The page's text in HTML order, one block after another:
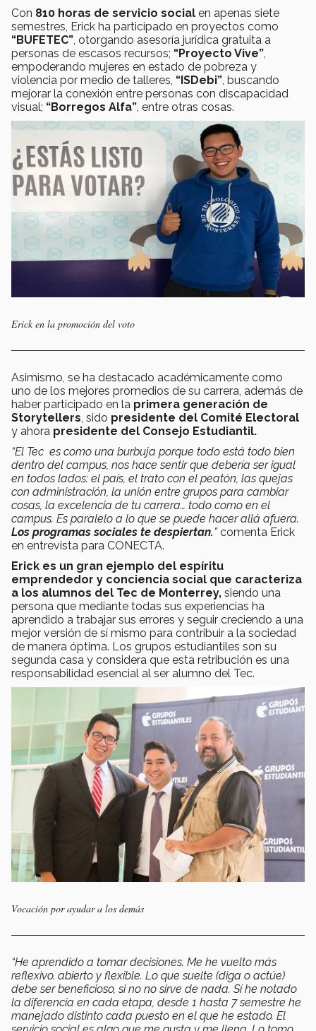
Con 810 horas de servicio social en apenas siete
semestres, Erick ha participado en proyectos como
“BUFETEC” , otorgando asesoría jurídica gratuita a
personas de escasos recursos; “Proyecto Vive”
empoderando mujeres en estado de pobreza y
violencia por medio de talleres, “ISDebi” , buscando
mejorar la conexión entre personas con discapacidad
visual; “Borregos Alfa” , entre otras cosas.
Erick en la promoción del voto
Asimismo, se ha destacado académicamente como
uno de los mejores promedios de su carrera, además de
haber participado en la primera generación de
Storytellers , sido presidente del Comité Electoral
y ahora presidente del Consejo Estudiantil.
“El Tec es como una burbuja porque todo está todo bien
dentro del campus, nos hace sentir que debería ser igual
en todos lados: el país, el trato con el peatón, las quejas
con administración, la unión entre grupos para cambiar
cosas, la excelencia de tu carrera… todo como en el
campus. Es paralelo a lo que se puede hacer allá afuera.
Los programas sociales te despiertan. ”comenta Erick
en entrevista para CONECTA.
Erick es un gran ejemplo del espíritu
emprendedor y conciencia social que caracteriza
a los alumnos del Tec de Monterrey, siendo una
persona que mediante todas sus experiencias ha
aprendido a trabajar sus errores y seguir creciendo a una
mejor versión de sí mismo para contribuir a la sociedad
de manera óptima. Los grupos estudiantiles son su
segunda casa y considera que esta retribución es una
responsabilidad esencial al ser alumno del Tec.
Vocación por ayudar a los demás
“He aprendido a tomar decisiones. Me he vuelto más
reflexivo. abierto y flexible. Lo que suelte (diga o actúe)
debe ser beneficioso, si no no sirve de nada. Sí he notado
la diferencia en cada etapa, desde 1 hasta 7 semestre he
manejado distinto cada puesto en el que he estado. El